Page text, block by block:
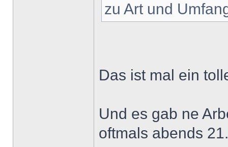
zu Art und
Das ist mal ein
Und es gab ne
oftmals abends